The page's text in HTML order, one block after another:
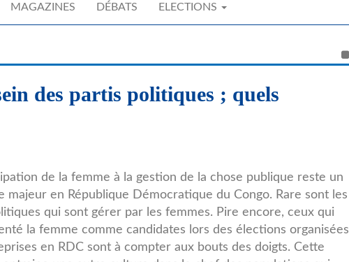
MAGAZINES DÉBATS ELECTIONS
des partis politiques ; quels
de la femme à la gestion de la chose publique reste un
majeur en République Démocratique du Congo. Rare sont les
qui sont gérer par les femmes. Pire encore, ceux qui
la femme comme candidates lors des élections organisées
en RDC sont à compter aux bouts des doigts. Cette